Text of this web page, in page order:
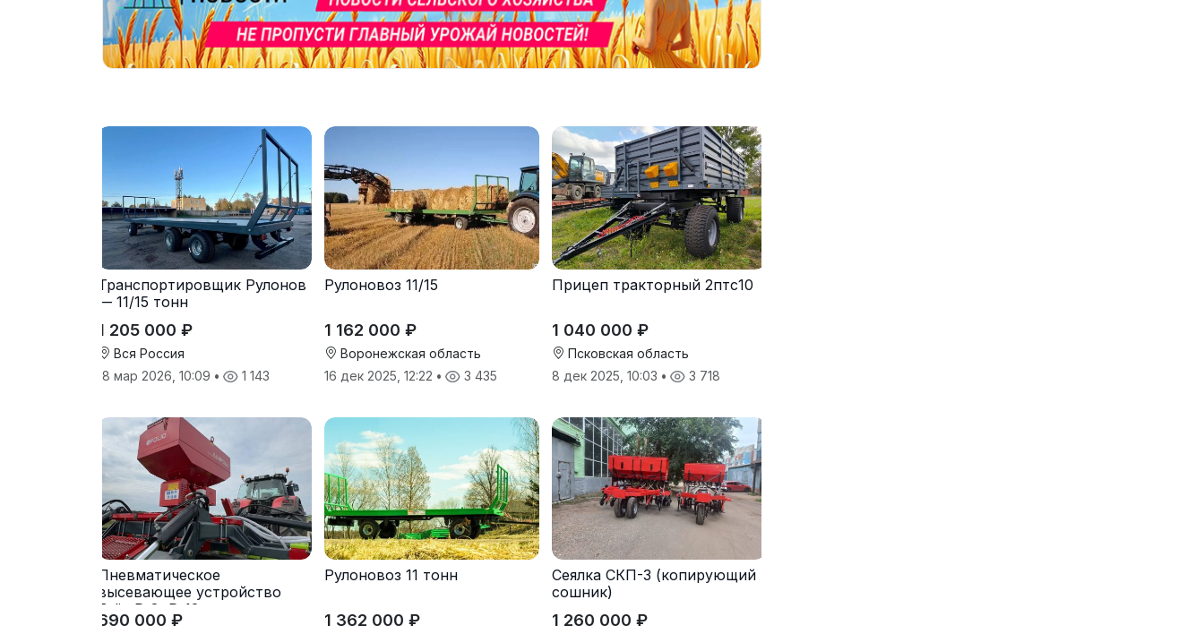
Транспортировщик Рулонов
— 11/15 тонн
1 205 000 ₽
Вся Россия
18 мар 2026, 10:09 • 1 143
Рулоновоз 11/15
1 162 000 ₽
Воронежская область
16 дек 2025, 12:22 • 3 435
Прицеп тракторный 2птс10
1 040 000 ₽
Псковская область
8 дек 2025, 10:03 • 3 718
Пневматическое
высевающее устройство
Folio R-8, R-12
690 000 ₽
Рулоновоз 11 тонн
1 362 000 ₽
Сеялка СКП-3 (копирующий
сошник)
1 260 000 ₽